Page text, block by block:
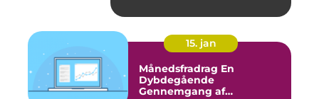
15. jan
Månedsfradrag En
Dybdegående
Gennemgang af